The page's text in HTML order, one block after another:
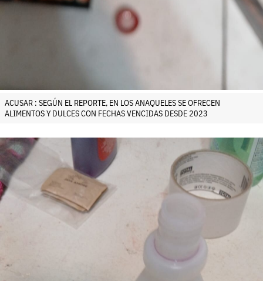
ACUSAR : SEGÚN EL REPORTE, EN LOS ANAQUELES SE OFRECEN
ALIMENTOS Y DULCES CON FECHAS VENCIDAS DESDE 2023